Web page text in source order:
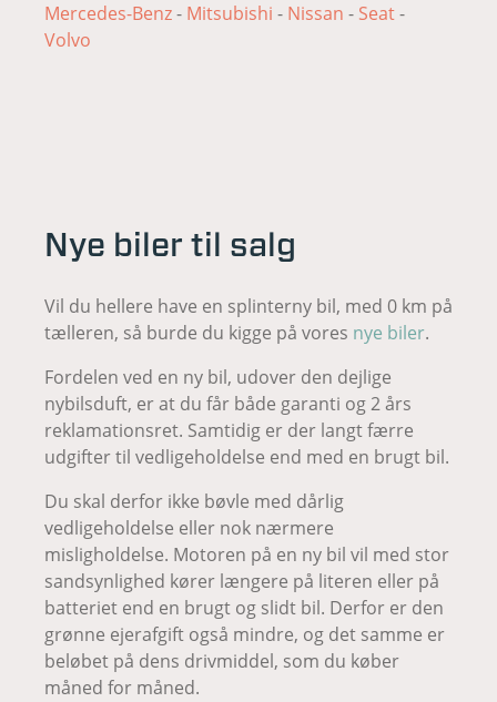
Mercedes-Benz- Mitsubishi - Nissan - Seat-
Volvo
Nye biler til salg
Vil du hellere have en splinterny bil, med 0 km på
tælleren, så burde du kigge på vores nye biler.
Fordelen ved en ny bil, udover den dejlige
nybilsduft, er at du får både garanti og 2 års
reklamationsret. Samtidig er der langt færre
udgifter til vedligeholdelse end med en brugt bil.
Du skal derfor ikke bøvle med dårlig
vedligeholdelse eller nok nærmere
misligholdelse. Motoren på en ny bil vil med stor
sandsynlighed kører længere på literen eller på
batteriet end en brugt og slidt bil. Derfor er den
grønne ejerafgift også mindre, og det samme er
beløbet på dens drivmiddel, som du køber
måned for måned.